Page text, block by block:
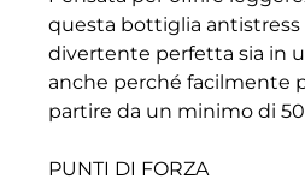
questa bottiglia antistress
divertente perfetta sia in
anche perché facilmente
partire da un minimo di
PUNTI DI FORZA